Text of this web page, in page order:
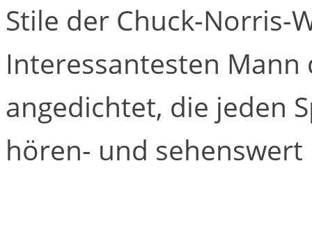
Stile der Chuck-Norris-
Interessantesten
angedichtet, die jeden
hören- und sehenswert